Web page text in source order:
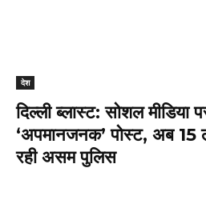
देश
दिल्ली ब्लास्ट: सोशल मीडिया
‘अपमानजनक’ पोस्ट, अब 15
रही असम पुलिस